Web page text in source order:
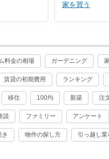
家を買う
料金の相場 ガーデニング
賃貸の初期費用 ランキング
移住 100均 新築 注
談 ファミリー アンケート
き 物件の探し方 引っ越し業